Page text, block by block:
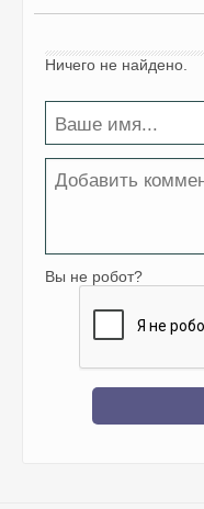
Ничего не найдено.
Вы не робот?